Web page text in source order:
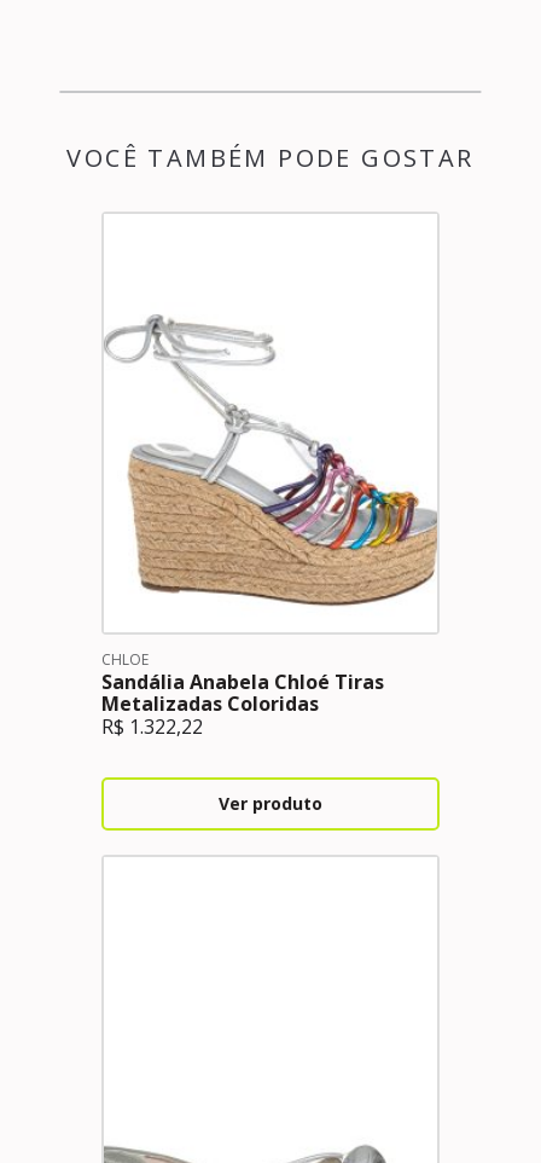
VOCÊ TAMBÉM PODE GOSTAR
CHLOE
Sandália Anabela Chloé Tiras
Metalizadas Coloridas
R$ 1.322,22
Ver produto